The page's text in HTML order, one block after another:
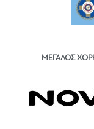
ΜΕΓΑΛΟΣ